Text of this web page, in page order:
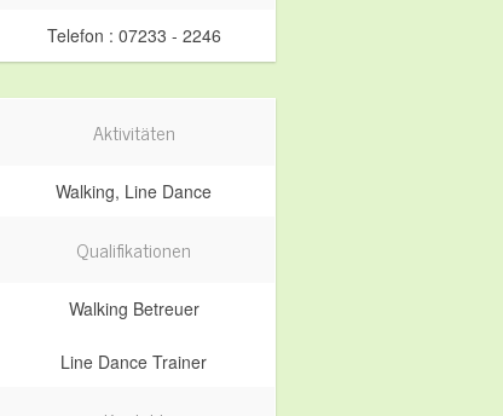
Telefon : 07233 - 2246
Aktivitäten
Walking, Line Dance
Qualifikationen
Walking Betreuer
Line Dance Trainer